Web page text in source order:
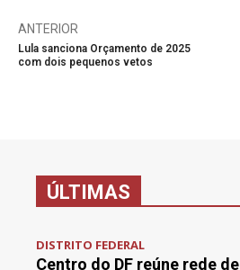
ANTERIOR
Lula sanciona Orçamento de 2025
com dois pequenos vetos
ÚLTIMAS
DISTRITO FEDERAL
Centro do DF reúne rede de